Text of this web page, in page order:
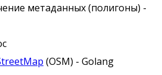
метаданных (полигоны) -
(OSM) - Golang